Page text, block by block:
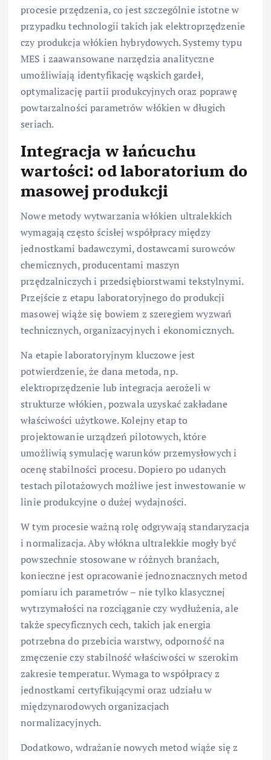
procesie przędzenia, co jest szczególnie istotne w
przypadku technologii takich jak elektroprzędzenie
czy produkcja włókien hybrydowych. Systemy typu
MES i zaawansowane narzędzia analityczne
umożliwiają identyfikację wąskich gardeł,
optymalizację partii produkcyjnych oraz poprawę
powtarzalności parametrów włókien w długich
seriach.
Integracja w łańcuchu
wartości: od laboratorium do
masowej produkcji
Nowe metody wytwarzania włókien ultralekkich
wymagają często ścisłej współpracy między
jednostkami badawczymi, dostawcami surowców
chemicznych, producentami maszyn
przędzalniczych i przedsiębiorstwami tekstylnymi.
Przejście z etapu laboratoryjnego do produkcji
masowej wiąże się bowiem z szeregiem wyzwań
technicznych, organizacyjnych i ekonomicznych.
Na etapie laboratoryjnym kluczowe jest
potwierdzenie, że dana metoda, np.
elektroprzędzenie lub integracja aerożeli w
strukturze włókien, pozwala uzyskać zakładane
właściwości użytkowe. Kolejny etap to
projektowanie urządzeń pilotowych, które
umożliwią symulację warunków przemysłowych i
ocenę stabilności procesu. Dopiero po udanych
testach pilotażowych możliwe jest inwestowanie w
linie produkcyjne o dużej wydajności.
W tym procesie ważną rolę odgrywają standaryzacja
i normalizacja. Aby włókna ultralekkie mogły być
powszechnie stosowane w różnych branżach,
konieczne jest opracowanie jednoznacznych metod
pomiaru ich parametrów – nie tylko klasycznej
wytrzymałości na rozciąganie czy wydłużenia, ale
także specyficznych cech, takich jak energia
potrzebna do przebicia warstwy, odporność na
zmęczenie czy stabilność właściwości w szerokim
zakresie temperatur. Wymaga to współpracy z
jednostkami certyfikującymi oraz udziału w
międzynarodowych organizacjach
normalizacyjnych.
Dodatkowo, wdrażanie nowych metod wiąże się z